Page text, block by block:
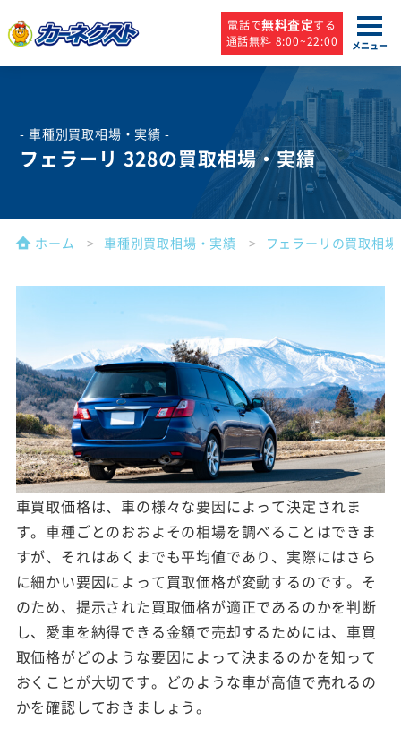
電話で無料査定する
通話無料 8:00~22:00
メニュー
- 車種別買取相場・実績 -
フェラーリ 328の買取相場・実績
ホーム 車種別買取相場・実績 フェラーリの買取相
車買取価格は、車の様々な要因によって決定されま
す。車種ごとのおおよその相場を調べることはできま
すが、それはあくまでも平均値であり、実際にはさら
に細かい要因によって買取価格が変動するのです。そ
のため、提示された買取価格が適正であるのかを判断
し、愛車を納得できる金額で売却するためには、車買
取価格がどのような要因によって決まるのかを知って
おくことが大切です。どのような車が高値で売れるの
かを確認しておきましょう。